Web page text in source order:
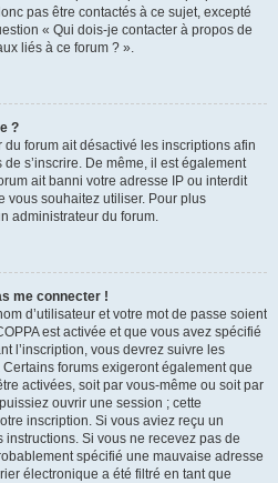
pas être contactés à ce sujet, excepté
« Qui dois-je contacter à propos de
liés à ce forum ? ».
?
du forum ait désactivé les inscriptions afin
s’inscrire. De même, il est également
ait banni votre adresse IP ou interdit
vous souhaitez utiliser. Pour plus
administrateur du forum.
me connecter !
d’utilisateur et votre mot de passe soient
est activée et que vous avez spécifié
l’inscription, vous devrez suivre les
forums exigeront également que
activées, soit par vous-même ou soit par
ouvrir une session ; cette
inscription. Si vous aviez reçu un
Si vous ne recevez pas de
spécifié une mauvaise adresse
électronique a été filtré en tant que